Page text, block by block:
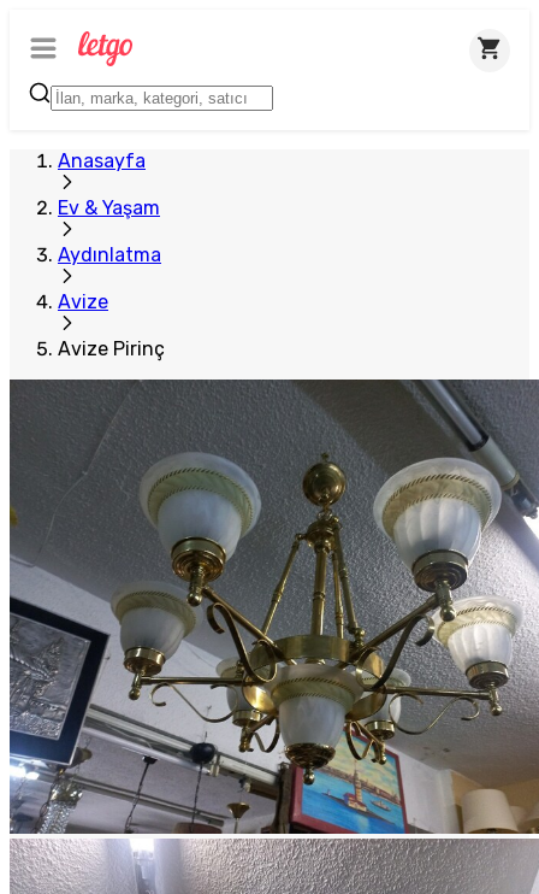
Anasayfa
Ev & Yaşam
Aydınlatma
Avize
Avize Pirinç
Plus Satıcı